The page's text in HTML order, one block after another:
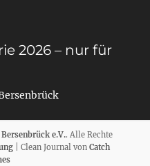
2026 – nur für
e.V.. Alle Rechte
| Clean Journal von Catch